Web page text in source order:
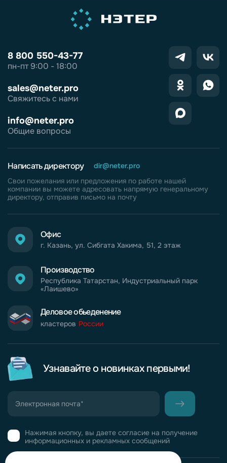
8 800 550-43-77
пн-пт 9:00 - 18:00
sales@neter.pro
Свяжитесь с нами
info@neter.pro
Общие вопросы
Деловое обьеденение
кластеров России
Производство
Республика Татарстан, Индустриальный парк
«Лаишево»
Офис
г. Казань, ул. Сибгата Хакима, 51, 2 этаж
Написать директору
dir@neter.pro
Свои пожелания или предложения по работе нашей
компании вы можете адресовать напрямую генеральному
директору, отправив письмо на почту
Узнавайте о новинках первыми!
Нажимая кнопку, вы даете согласие на получение
информационных и рекламных сообщений